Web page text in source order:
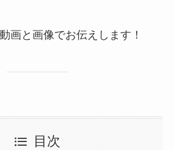
画と画像でお伝えします！
目次